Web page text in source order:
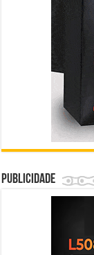
Publicidade